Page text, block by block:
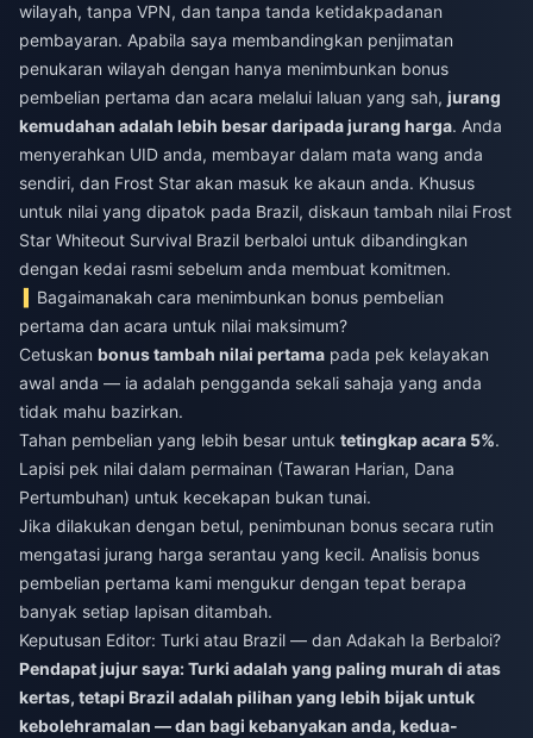
wilayah, tanpa VPN, dan tanpa tanda ketidakpadanan
pembayaran. Apabila saya membandingkan penjimatan
penukaran wilayah dengan hanya menimbunkan bonus
pembelian pertama dan acara melalui laluan yang sah, jurang
kemudahan adalah lebih besar daripada jurang harga. Anda
menyerahkan UID anda, membayar dalam mata wang anda
sendiri, dan Frost Star akan masuk ke akaun anda. Khusus
untuk nilai yang dipatok pada Brazil, diskaun tambah nilai Frost
Star Whiteout Survival Brazil berbaloi untuk dibandingkan
dengan kedai rasmi sebelum anda membuat komitmen.
Bagaimanakah cara menimbunkan bonus pembelian
pertama dan acara untuk nilai maksimum?
Cetuskan bonus tambah nilai pertama pada pek kelayakan
awal anda — ia adalah pengganda sekali sahaja yang anda
tidak mahu bazirkan.
Tahan pembelian yang lebih besar untuk tetingkap acara 5%.
Lapisi pek nilai dalam permainan (Tawaran Harian, Dana
Pertumbuhan) untuk kecekapan bukan tunai.
Jika dilakukan dengan betul, penimbunan bonus secara rutin
mengatasi jurang harga serantau yang kecil. Analisis bonus
pembelian pertama kami mengukur dengan tepat berapa
banyak setiap lapisan ditambah.
Keputusan Editor: Turki atau Brazil — dan Adakah Ia Berbaloi?
Pendapat jujur saya: Turki adalah yang paling murah di atas
kertas, tetapi Brazil adalah pilihan yang lebih bijak untuk
kebolehramalan — dan bagi kebanyakan anda, kedua-